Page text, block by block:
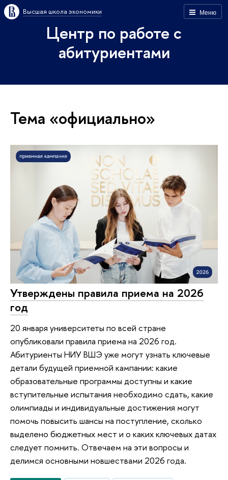
Меню
Высшая школа экономики
Центр по работе с
абитуриентами
Тема «официально»
Утверждены правила приема на 2026
год
20 января университеты по всей стране
опубликовали правила приема на 2026 год.
Абитуриенты НИУ ВШЭ уже могут узнать ключевые
детали будущей приемной кампании: какие
образовательные программы доступны и какие
вступительные испытания необходимо сдать, какие
олимпиады и индивидуальные достижения могут
помочь повысить шансы на поступление, сколько
выделено бюджетных мест и о каких ключевых датах
следует помнить. Отвечаем на эти вопросы и
делимся основными новшествами 2026 года.